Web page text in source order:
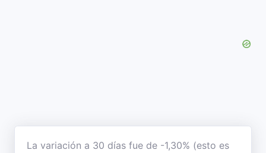
La variación a 30 días fue de -1,30% (esto es